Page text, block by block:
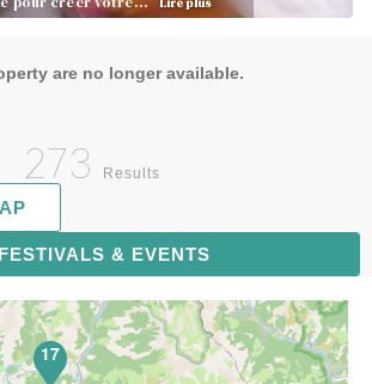
are no longer available.
273 Results
FESTIVALS & EVENTS
17
71